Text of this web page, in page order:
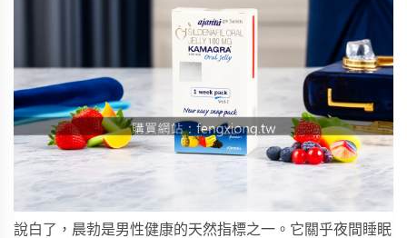
說白了，晨勃是男性健康的天然指標之一。它關乎夜間睡眠